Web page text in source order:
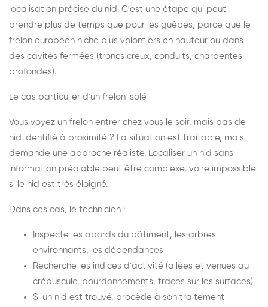
localisation précise du nid. C'est une étape qui peut
prendre plus de temps que pour les guêpes, parce que le
frelon européen niche plus volontiers en hauteur ou dans
des cavités fermées (troncs creux, conduits, charpentes
profondes).
Le cas particulier d'un frelon isolé
Vous voyez un frelon entrer chez vous le soir, mais pas de
nid identifié à proximité ? La situation est traitable, mais
demande une approche réaliste. Localiser un nid sans
information préalable peut être complexe, voire impossible
si le nid est très éloigné.
Dans ces cas, le technicien :
Inspecte les abords du bâtiment, les arbres
environnants, les dépendances
Recherche les indices d'activité (allées et venues au
crépuscule, bourdonnements, traces sur les surfaces)
Si un nid est trouvé, procède à son traitement